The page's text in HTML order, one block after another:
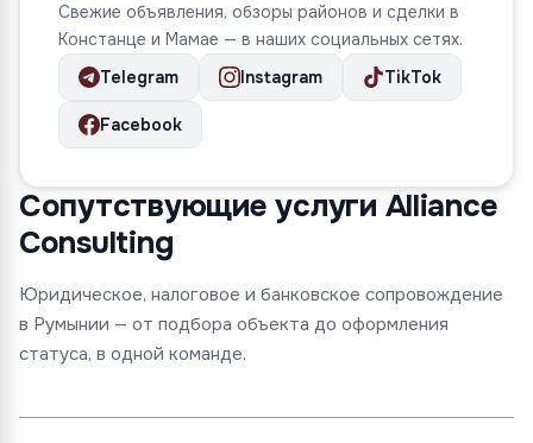
Свежие объявления, обзоры районов и сделки в
Констанце и Мамае — в наших социальных сетях.
Telegram
Instagram TikTok
Facebook
Сопутствующие услуги Alliance
Consulting
Юридическое, налоговое и банковское сопровождение
в Румынии — от подбора объекта до оформления
статуса, в одной команде.